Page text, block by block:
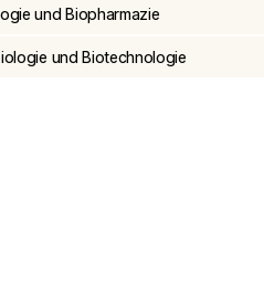
und Biopharmazie
und Biotechnologie